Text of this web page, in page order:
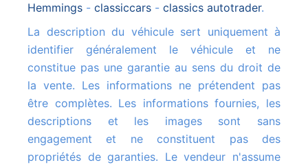
hemmings - classiccars - classics autotrader.
La description du véhicule sert uniquement à
identifier généralement le véhicule et ne
constitue pas une garantie au sens du droit de
la vente. Les informations ne prétendent pas
être complètes. Les informations fournies, les
descriptions et les images sont sans
engagement et ne constituent pas des
propriétés de garanties. Le vendeur n'assume